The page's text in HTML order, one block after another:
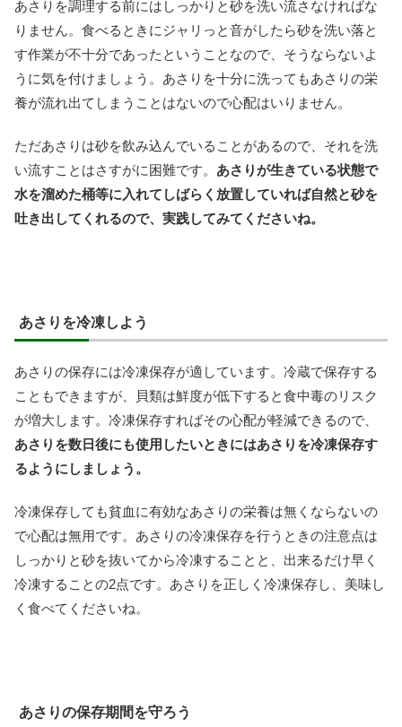
あさりを調理する前にはしっかりと砂を洗い流さなければな
りません。食べるときにジャリっと音がしたら砂を洗い落と
す作業が不十分であったということなので、そうならないよ
うに気を付けましょう。あさりを十分に洗ってもあさりの栄
養が流れ出てしまうことはないので心配はいりません。
ただあさりは砂を飲み込んでいることがあるので、それを洗
い流すことはさすがに困難です。 あさりが生きている状態で
水を溜めた桶等に入れてしばらく放置していれば自然と砂を
吐き出してくれるので、実践してみてくださいね。
あさりを冷凍しよう
あさりの保存には冷凍保存が適しています。冷蔵で保存する
こともできますが、貝類は鮮度が低下すると食中毒のリスク
が増大します。冷凍保存すればその心配が軽減できるので、
あさりを数日後にも使用したいときにはあさりを冷凍保存す
るようにしましょう。
冷凍保存しても貧血に有効なあさりの栄養は無くならないの
で心配は無用です。あさりの冷凍保存を行うときの注意点は
しっかりと砂を抜いてから冷凍することと、出来るだけ早く
冷凍することの2点です。あさりを正しく冷凍保存し、美味し
く食べてくださいね。
あさりの保存期間を守ろう